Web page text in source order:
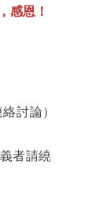
感恩！
討論）
者請繞